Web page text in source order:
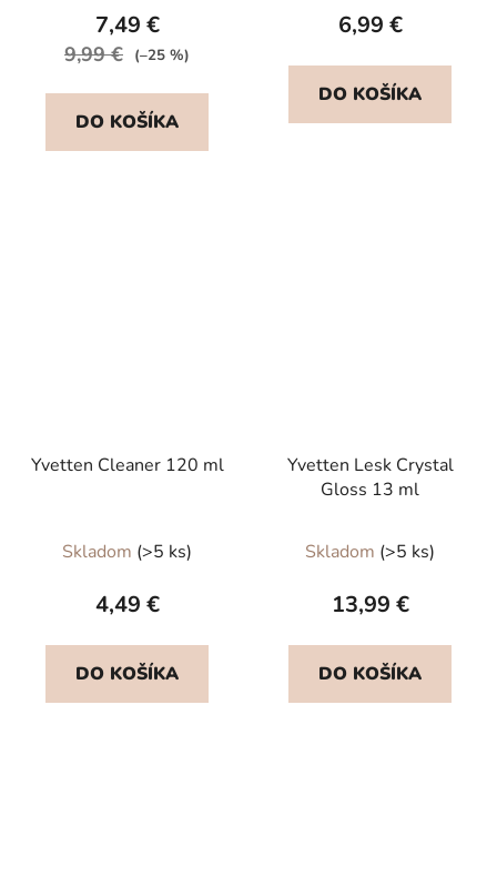
7,49 €
9,99 € (–25 %)
DO KOŠÍKA
produktu
5,0
z
6,99 €
DO KOŠÍKA
Yvetten Cleaner 120 ml
Skladom (>5 ks)
4,49 €
DO KOŠÍKA
Yvetten Lesk Crystal
Gloss 13 ml
hodnotenie
produktu
5,0
z
Skladom (>5 ks)
13,99 €
DO KOŠÍKA